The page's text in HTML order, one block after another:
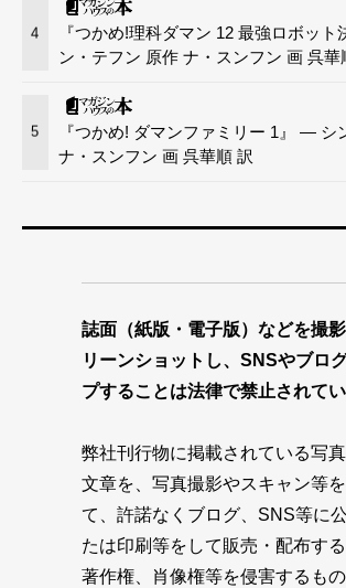
4
『つかめ!理科ダマン 12 最強ロボッ
ン・テフン 原作 ナ・スンフン 画 呉華
5
『つかめ! ダマンファミリー 1』 — シ
ナ・スンフン 画 呉華順 訳
誌面（紙版・電子版）などを撮
リーンショットし、SNSやブロ
プすることは法律で禁止されてい
弊社刊行物に掲載されている写
文章を、写真撮影やスキャン等
て、許諾なくブログ、SNS等に
たは印刷等をして販売・配布す
著作権、肖像権等を侵害するも